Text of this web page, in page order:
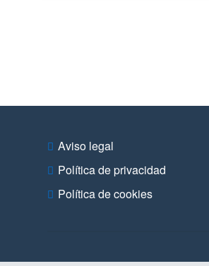
Aviso legal
Política de privacidad
Política de cookies